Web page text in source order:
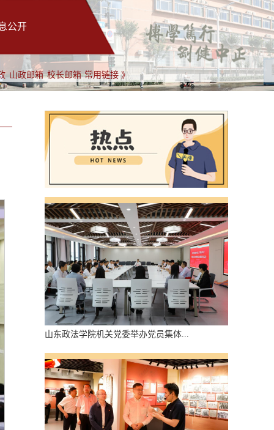
公开
山政邮箱 校长邮箱 常用链接 》
山东政法学院机关党委举办党员集体...